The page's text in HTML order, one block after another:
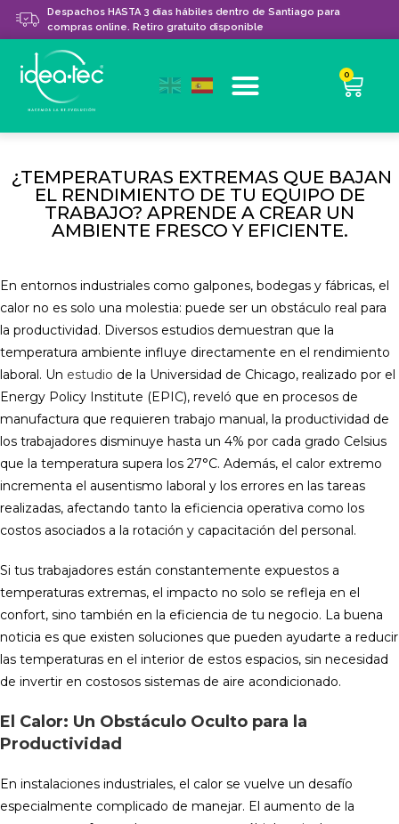
Despachos HASTA 3 días hábiles dentro de Santiago para
compras online. Retiro gratuito disponible
0
¿TEMPERATURAS EXTREMAS QUE BAJAN
EL RENDIMIENTO DE TU EQUIPO DE
TRABAJO? APRENDE A CREAR UN
AMBIENTE FRESCO Y EFICIENTE.
En entornos industriales como galpones, bodegas y fábricas, el
calor no es solo una molestia: puede ser un obstáculo real para
la productividad. Diversos estudios demuestran que la
temperatura ambiente influye directamente en el rendimiento
laboral. Un estudio de la Universidad de Chicago, realizado por el
Energy Policy Institute (EPIC), reveló que en procesos de
manufactura que requieren trabajo manual, la productividad de
los trabajadores disminuye hasta un 4% por cada grado Celsius
que la temperatura supera los 27°C. Además, el calor extremo
incrementa el ausentismo laboral y los errores en las tareas
realizadas, afectando tanto la eficiencia operativa como los
costos asociados a la rotación y capacitación del personal.
Si tus trabajadores están constantemente expuestos a
temperaturas extremas, el impacto no solo se refleja en el
confort, sino también en la eficiencia de tu negocio. La buena
noticia es que existen soluciones que pueden ayudarte a reducir
las temperaturas en el interior de estos espacios, sin necesidad
de invertir en costosos sistemas de aire acondicionado.
El Calor: Un Obstáculo Oculto para la
Productividad
En instalaciones industriales, el calor se vuelve un desafío
especialmente complicado de manejar. El aumento de la